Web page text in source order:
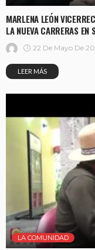
MARLENA LEÓN
LA NUEVA CARRERAS EN
22 De Mayo De
LEER MÁS
LA COMUNIDAD